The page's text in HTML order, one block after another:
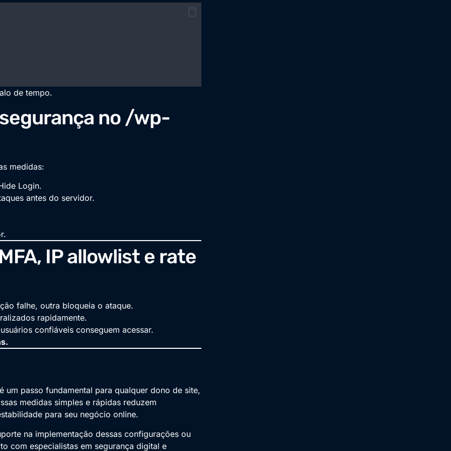
de tempo.
no /wp-
medidas:
Login.
antes do servidor.
IP allowlist e rate
falhe, outra bloqueia o ataque.
rapidamente.
confiáveis conseguem acessar.
um passo fundamental para qualquer dono de site,
medidas simples e rápidas reduzem
para seu negócio online.
na implementação dessas configurações ou
com especialistas em segurança digital e